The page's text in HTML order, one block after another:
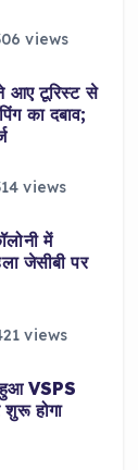
views
टूरिस्ट से
का दबाव;
views
में
जेसीबी पर
views
VSPS
होगा